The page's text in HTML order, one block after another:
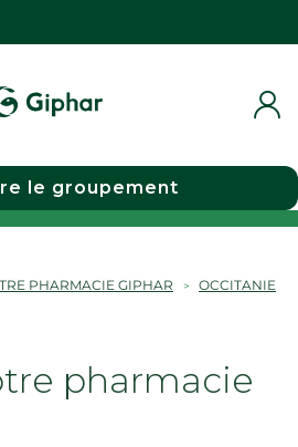
le groupement
PHARMACIE GIPHAR
OCCITANIE
pharmacie